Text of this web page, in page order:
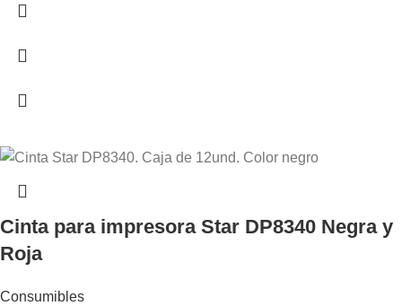
Cinta para impresora Star DP8340 Negra y
Roja
Consumibles